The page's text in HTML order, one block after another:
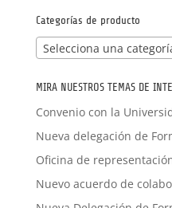
Categorías de producto
Selecciona una
MIRA NUESTROS TEMAS DE
Convenio con la
Nueva delegación de
Oficina de
Nuevo acuerdo de